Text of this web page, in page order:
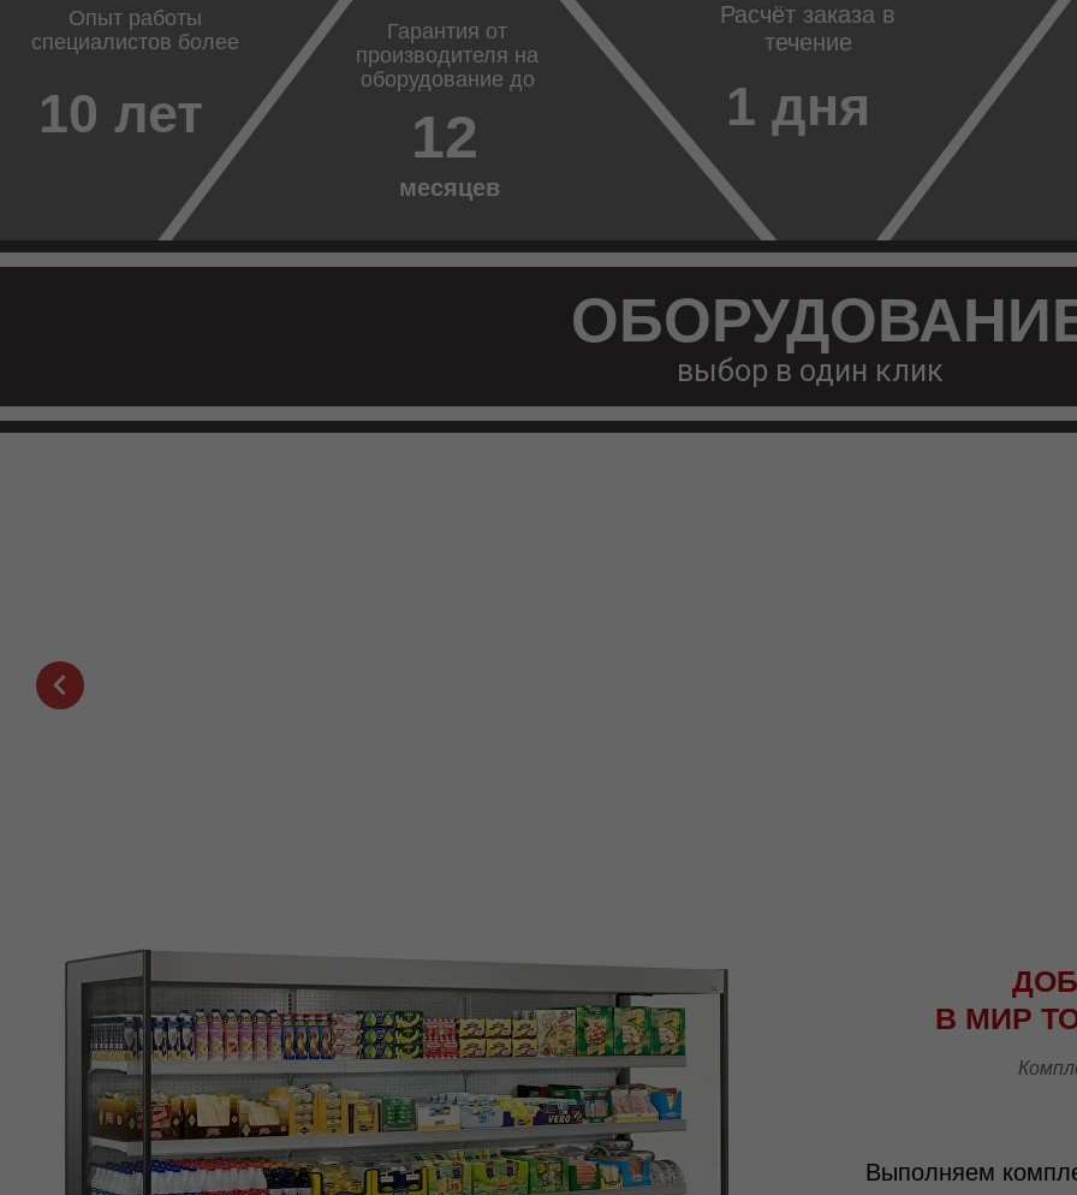
Опыт работы
специалистов более
10 лет
Гарантия от
производителя на
оборудование до
12
месяцев
Расчёт заказа в
течение
1 дня
выбор в один клик
Витрина кондитерская Be bloks be
Кондитерская витрина предназначена для
демонстрации, охлаждения и
кратковременного хранения тортов, пирожных
и других кондитерских изделий на предприятиях
общественного питания и торговли.
Подробнее
ПРОИЗВОДСТВЕННЫЙ С ОДНИМ
Стол разделочно-производственный
предназначен для разделывания и обработки
пищевых продуктов, а также для установки
кухонного оборудования в предприятиях
общественного питания
В МИР
Выполняем